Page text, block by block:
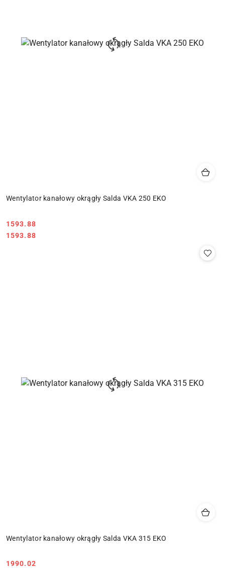
Wentylator kanałowy okrągły Salda VKA 250 EKO
Cena:
1593.88
Cena:
1593.88
Wentylator kanałowy okrągły Salda VKA 315 EKO
1990.02